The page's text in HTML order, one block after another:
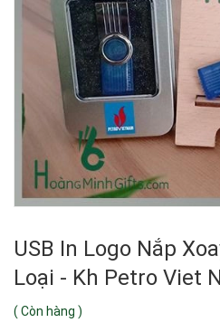
USB In Logo Nắp
Loại - Kh Petro Viet
( Còn hàng )